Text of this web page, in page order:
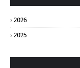
2026
2025